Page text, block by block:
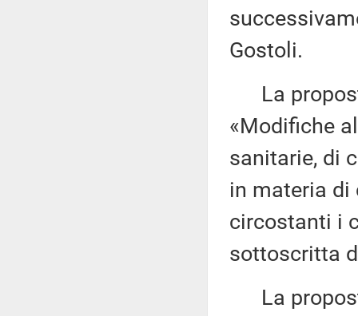
Gostoli.
La
«Modifiche
sanitarie, di
in materia di
circostanti i
sottoscritta
La